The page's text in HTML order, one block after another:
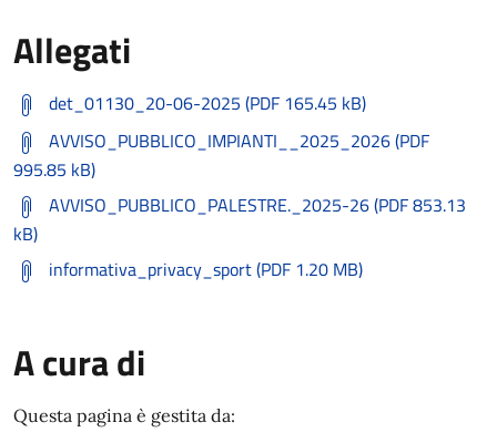
Allegati
det_01130_20-06-2025 (PDF 165.45 kB)
AVVISO_PUBBLICO_IMPIANTI__2025_2026 (PDF
995.85 kB)
AVVISO_PUBBLICO_PALESTRE._2025-26 (PDF 853.13
kB)
informativa_privacy_sport (PDF 1.20 MB)
A cura di
Questa pagina è gestita da: